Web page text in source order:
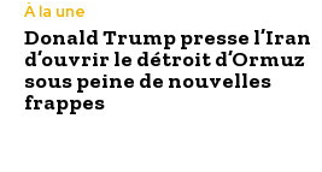
À la une
Donald Trump presse l’Iran
d’ouvrir le détroit d’Ormuz
sous peine de nouvelles
frappes